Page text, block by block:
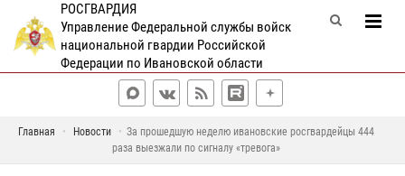
РОСГВАРДИЯ
Управление Федеральной службы войск
национальной гвардии Российской
Федерации по Ивановской области
Главная Новости
За прошедшую неделю ивановские росгвардейцы 444
раза выезжали по сигналу «тревога»